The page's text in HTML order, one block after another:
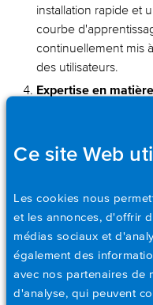
Ce site Web
Les cookies nous
et les annonces, d'offrir
médias sociaux et
également des
avec nos partenaires de
d'analyse, qui peuvent
installation rapide et
courbe
continuellement mis
des utilisateurs.
Expertise en
garantissant que nos
Conformité et
aux dernières